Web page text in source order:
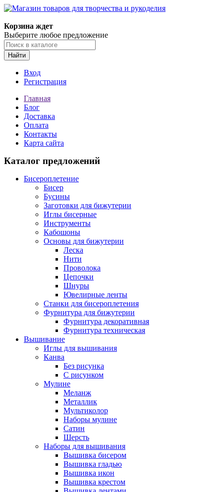
Корзина ждет
Выберите любое предложение
Найти
Вход
Регистрация
Главная
Блог
Доставка
Оплата
Контакты
Карта сайта
Каталог предложений
Бисероплетение
Бисер
Бусины
Заготовки для бижутерии
Иглы бисерные
Инструменты
Кабошоны
Основы для бижутерии
Леска
Нити
Проволока
Цепочки
Шнуры
Ювелирные ленты
Станки для бисероплетения
Фурнитура для бижутерии
Фурнитура декоративная
Фурнитура техническая
Вышивание
Иглы для вышивания
Канва
Без рисунка
С рисунком
Мулине
Меланж
Металлик
Мультиколор
Наборы мулине
Сатин
Шерсть
Наборы для вышивания
Вышивка бисером
Вышивка гладью
Вышивка икон
Вышивка крестом